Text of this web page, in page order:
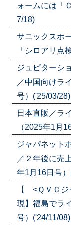
ォームには「
7/18)
サニックスホ
「シロアリ点
ジュピターシ
／中国向けラ
号）('25/03/28)
日本直販／ラ
（2025年1月
ジャパネット
／２年後に売
年1月16日号
【 <ＱＶＣ
現】福島でラ
号）('24/11/08)